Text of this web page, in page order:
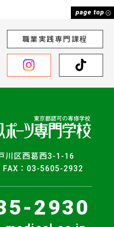
職業実践専門課程
川区西葛西3-1-16
：03-5605-2932
2930